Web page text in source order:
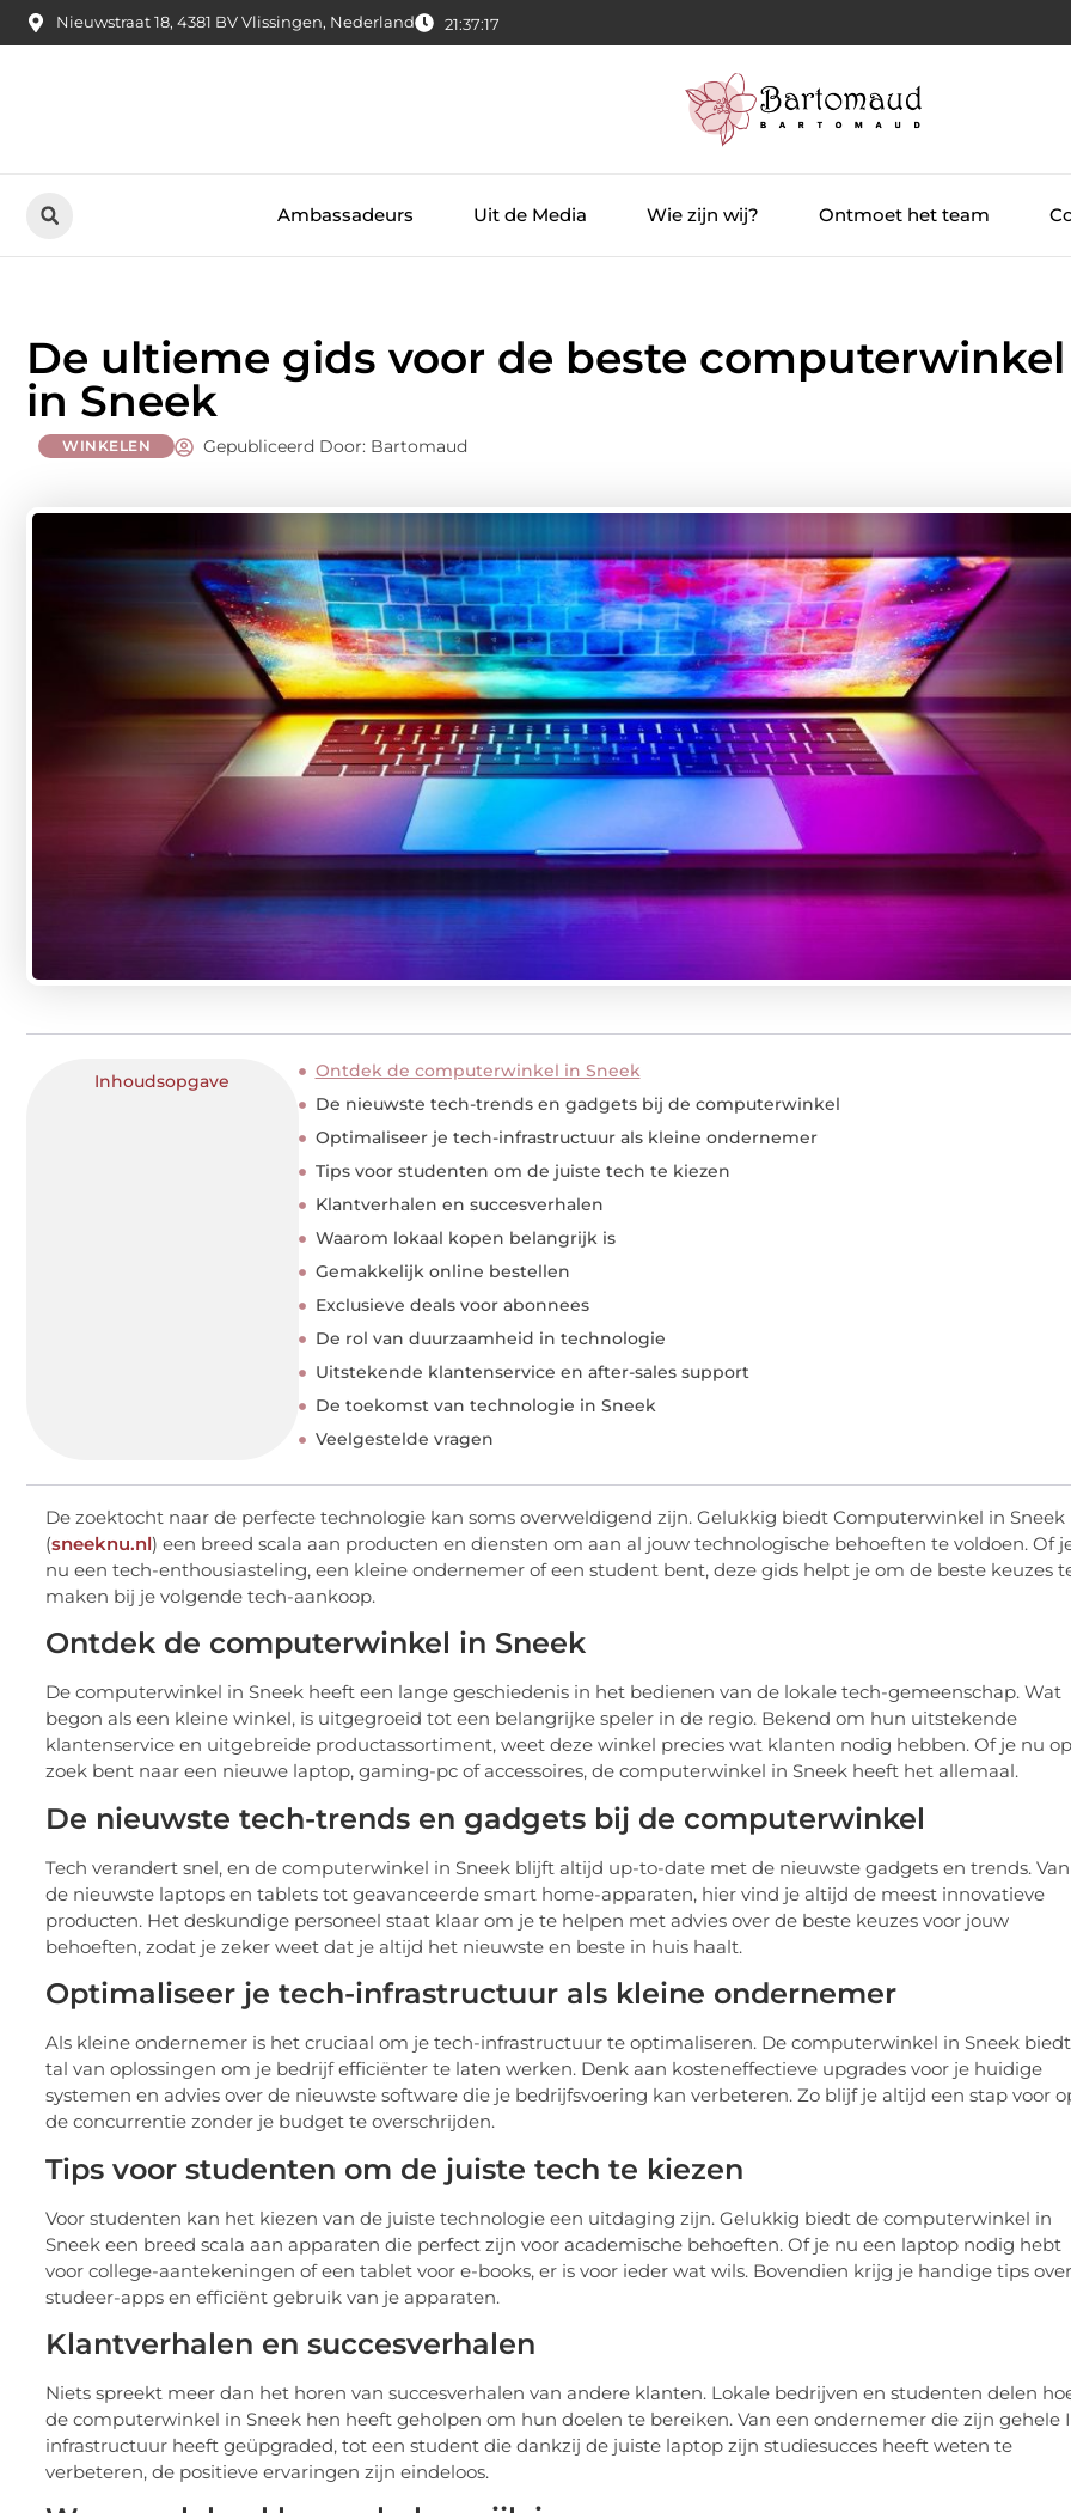
Nieuwstraat 18, 4381 BV Vlissingen, Nederland 21:37:18
Ambassadeurs Uit de Media Wie zijn wij? Ontmoet het team
De ultieme gids voor de beste computerwinkel
in Sneek
WINKELEN Gepubliceerd Door: Bartomaud
Inhoudsopgave
Ontdek de computerwinkel in Sneek
De nieuwste tech-trends en gadgets bij de computerwinkel
Optimaliseer je tech-infrastructuur als kleine ondernemer
Tips voor studenten om de juiste tech te kiezen
Klantverhalen en succesverhalen
Waarom lokaal kopen belangrijk is
Gemakkelijk online bestellen
Exclusieve deals voor abonnees
De rol van duurzaamheid in technologie
Uitstekende klantenservice en after-sales support
De toekomst van technologie in Sneek
Veelgestelde vragen
De zoektocht naar de perfecte technologie kan soms overweldigend zijn. Gelukkig biedt Computerwinkel in Sneek
(sneeknu.nl) een breed scala aan producten en diensten om aan al jouw technologische behoeften te voldoen. Of
nu een tech-enthousiasteling, een kleine ondernemer of een student bent, deze gids helpt je om de beste keuzes
maken bij je volgende tech-aankoop.
Ontdek de computerwinkel in Sneek
De computerwinkel in Sneek heeft een lange geschiedenis in het bedienen van de lokale tech-gemeenschap. Wat
begon als een kleine winkel, is uitgegroeid tot een belangrijke speler in de regio. Bekend om hun uitstekende
klantenservice en uitgebreide productassortiment, weet deze winkel precies wat klanten nodig hebben. Of je nu op
zoek bent naar een nieuwe laptop, gaming-pc of accessoires, de computerwinkel in Sneek heeft het allemaal.
De nieuwste tech-trends en gadgets bij de computerwinkel
Tech verandert snel, en de computerwinkel in Sneek blijft altijd up-to-date met de nieuwste gadgets en trends. Van
de nieuwste laptops en tablets tot geavanceerde smart home-apparaten, hier vind je altijd de meest innovatieve
producten. Het deskundige personeel staat klaar om je te helpen met advies over de beste keuzes voor jouw
behoeften, zodat je zeker weet dat je altijd het nieuwste en beste in huis haalt.
Optimaliseer je tech-infrastructuur als kleine ondernemer
Als kleine ondernemer is het cruciaal om je tech-infrastructuur te optimaliseren. De computerwinkel in Sneek biedt
tal van oplossingen om je bedrijf efficiënter te laten werken. Denk aan kosteneffectieve upgrades voor je huidige
systemen en advies over de nieuwste software die je bedrijfsvoering kan verbeteren. Zo blijf je altijd een stap voor
de concurrentie zonder je budget te overschrijden.
Tips voor studenten om de juiste tech te kiezen
Voor studenten kan het kiezen van de juiste technologie een uitdaging zijn. Gelukkig biedt de computerwinkel in
Sneek een breed scala aan apparaten die perfect zijn voor academische behoeften. Of je nu een laptop nodig hebt
voor college-aantekeningen of een tablet voor e-books, er is voor ieder wat wils. Bovendien krijg je handige tips over
studeer-apps en efficiënt gebruik van je apparaten.
Klantverhalen en succesverhalen
Niets spreekt meer dan het horen van succesverhalen van andere klanten. Lokale bedrijven en studenten delen
de computerwinkel in Sneek hen heeft geholpen om hun doelen te bereiken. Van een ondernemer die zijn gehele
infrastructuur heeft geüpgraded, tot een student die dankzij de juiste laptop zijn studiesucces heeft weten te
verbeteren, de positieve ervaringen zijn eindeloos.